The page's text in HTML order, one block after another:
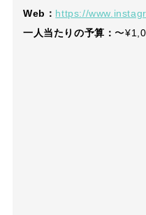
Web： https://
一人当たりの予算： 〜